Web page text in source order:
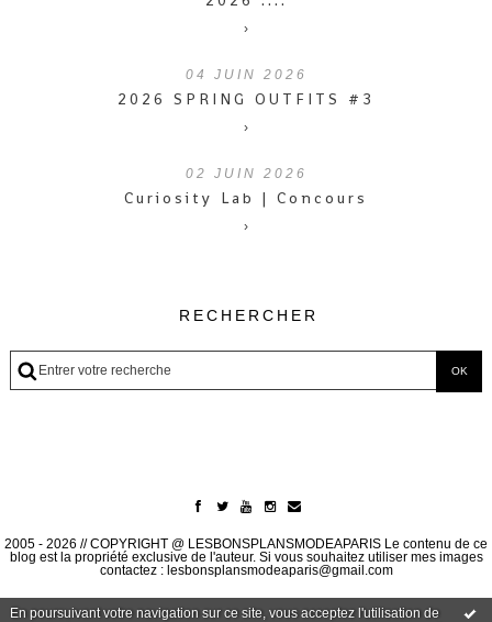
En poursuivant votre navigation sur ce site, vous acceptez l'utilisation de
›
04 JUIN 2026
2026 SPRING OUTFITS #3
›
02 JUIN 2026
Curiosity Lab | Concours
›
RECHERCHER
2005 - 2026 // COPYRIGHT @ LESBONSPLANSMODEAPARIS Le contenu de ce
blog est la propriété exclusive de l'auteur. Si vous souhaitez utiliser mes images
contactez : lesbonsplansmodeaparis@gmail.com